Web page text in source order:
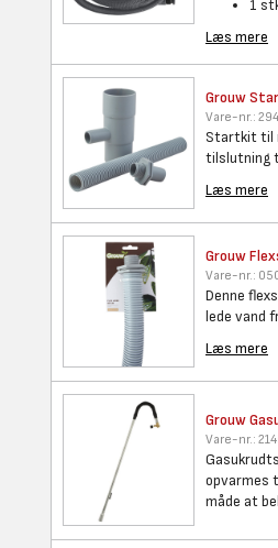
1
Læs mere
Grouw
Vare-nr.:
Startkit til
tilslutning
Læs mere
Grouw
Vare-nr.:
Denne
lede vand
Læs mere
Grouw
Vare-nr.:
opvarmes
måde at